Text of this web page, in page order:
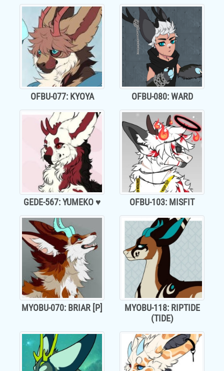
OFBU-077: KYOYA OFBU-080: WARD
GEDE-567: YUMEKO ♥ OFBU-103: MISFIT
MYOBU-070: BRIAR [P]
MYOBU-118: RIPTIDE
(TIDE)